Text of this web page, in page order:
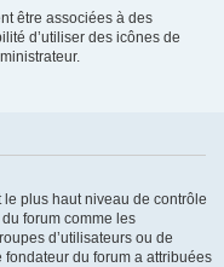
être associées à des
d’utiliser des icônes de
plus haut niveau de contrôle
forum comme les
d’utilisateurs ou de
du forum a attribuées